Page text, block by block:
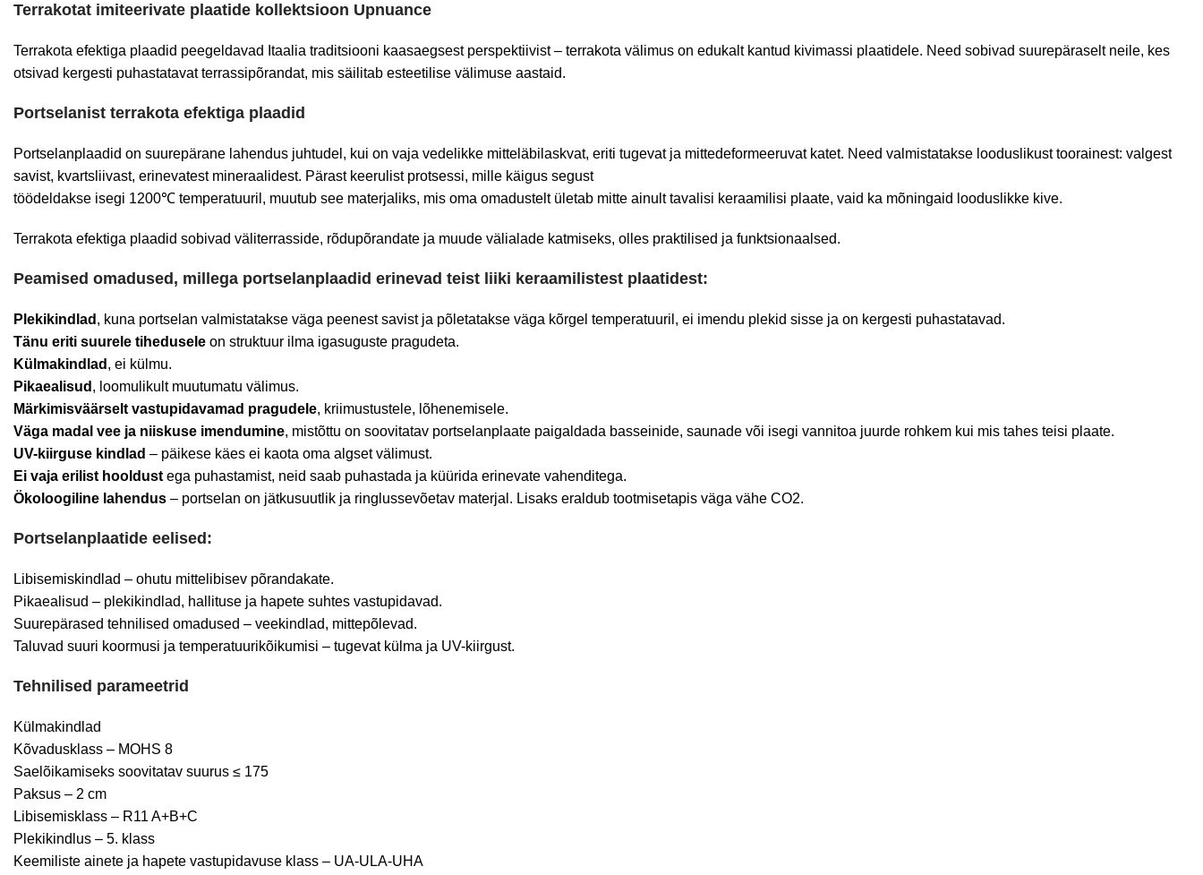
Terrakotat imiteerivate plaatide kollektsioon Upnuance
Terrakota efektiga plaadid peegeldavad Itaalia traditsiooni kaasaegsest perspektiivist – terrakota välimus on edukalt kantud kivimassi plaatidele. Need sobivad suurepäraselt neile, kes
otsivad kergesti puhastatavat terrassipõrandat, mis säilitab esteetilise välimuse aastaid.
Portselanist terrakota efektiga plaadid
Portselanplaadid on suurepärane lahendus juhtudel, kui on vaja vedelikke mitteläbilaskvat, eriti tugevat ja mittedeformeeruvat katet. Need valmistatakse looduslikust toorainest: valgest
savist, kvartsliivast, erinevatest mineraalidest. Pärast keerulist protsessi, mille käigus segust
töödeldakse isegi 1200℃ temperatuuril, muutub see materjaliks, mis oma omadustelt ületab mitte ainult tavalisi keraamilisi plaate, vaid ka mõningaid looduslikke kive.
Terrakota efektiga plaadid sobivad väliterrasside, rõdupõrandate ja muude välialade katmiseks, olles praktilised ja funktsionaalsed.
Peamised omadused, millega portselanplaadid erinevad teist liiki keraamilistest plaatidest:
Plekikindlad , kuna portselan valmistatakse väga peenest savist ja põletatakse väga kõrgel temperatuuril, ei imendu plekid sisse ja on kergesti puhastatavad.
Tänu eriti suurele tihedusele on struktuur ilma igasuguste pragudeta.
Külmakindlad , ei külmu.
Pikaealisud , loomulikult muutumatu välimus.
Märkimisväärselt vastupidavamad pragudele, kriimustustele, lõhenemisele.
Väga madal vee ja niiskuse imendumine, mistõttu on soovitatav portselanplaate paigaldada basseinide, saunade või isegi vannitoa juurde rohkem kui mis tahes teisi plaate.
UV-kiirguse kindlad – päikese käes ei kaota oma algset välimust.
Ei vaja erilist hooldust ega puhastamist, neid saab puhastada ja küürida erinevate vahenditega.
Ökoloogiline lahendus – portselan on jätkusuutlik ja ringlussevõetav materjal. Lisaks eraldub tootmisetapis väga vähe CO2.
Portselanplaatide eelised:
Libisemiskindlad – ohutu mittelibisev põrandakate.
Pikaealisud – plekikindlad, hallituse ja hapete suhtes vastupidavad.
Suurepärased tehnilised omadused – veekindlad, mittepõlevad.
Taluvad suuri koormusi ja temperatuurikõikumisi – tugevat külma ja UV-kiirgust.
Tehnilised parameetrid
Külmakindlad
Kõvadusklass – MOHS 8
Saelõikamiseks soovitatav suurus ≤ 175
Paksus – 2 cm
Libisemisklass – R11 A+B+C
Plekikindlus – 5. klass
Keemiliste ainete ja hapete vastupidavuse klass – UA-ULA-UHA